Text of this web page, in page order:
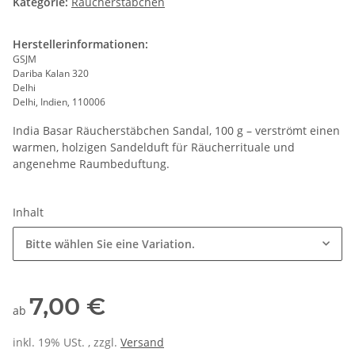
Herstellerinformationen:
GSJM
Dariba Kalan 320
Delhi
Delhi, Indien, 110006
India Basar Räucherstäbchen Sandal, 100 g – verströmt einen
warmen, holzigen Sandelduft für Räucherrituale und
angenehme Raumbeduftung.
Inhalt
Bitte wählen Sie eine Variation.
ab 7,00 €
inkl. 19% USt. , zzgl. Versand